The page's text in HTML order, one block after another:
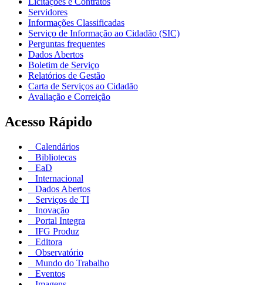
Servidores
Informações Classificadas
Serviço de Informação ao Cidadão (SIC)
Perguntas frequentes
Dados Abertos
Boletim de Serviço
Relatórios de Gestão
Carta de Serviços ao Cidadão
Avaliação e Correição
Acesso Rápido
Calendários
Bibliotecas
EaD
Internacional
Dados Abertos
Serviços de TI
Inovação
Portal Integra
IFG Produz
Editora
Observatório
Mundo do Trabalho
Eventos